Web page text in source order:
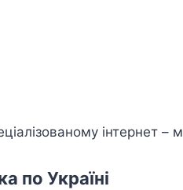
інтернет –
по Україні